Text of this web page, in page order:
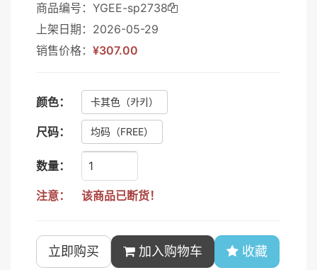
商品编号：YGEE-sp2738
上架日期：2026-05-29
销售价格： ¥307.00
颜色： 卡其色 （카키）
尺码： 均码 （FREE）
数量：
注意： 该商品已断货！
立即购买 加入购物车 收藏